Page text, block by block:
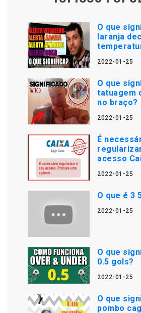
O que
laranja
2022-01-25
O que
tatuagem
no braço?
2022-01-25
É
acesso
2022-01-25
O que é 3
2022-01-25
O que
0.5 gols?
2022-01-25
O que
pombo